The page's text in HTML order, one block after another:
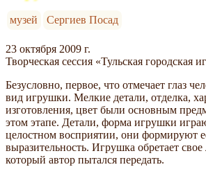
музей Сергиев Посад
23 октября 2009 г.
Творческая сессия «Тульская городская
Безусловно, первое, что отмечает глаз
вид игрушки. Мелкие детали, отделка,
изготовления, цвет были основным
этом этапе. Детали, форма игрушки
целостном восприятии, они формируют
выразительность. Игрушка обретает свое
который автор пытался передать.